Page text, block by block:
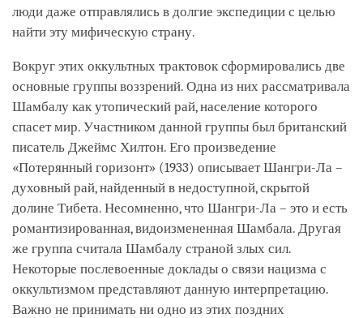
люди даже отправлялись в долгие экспедиции с целью
найти эту мифическую страну.
Вокруг этих оккультных трактовок сформировались две
основные группы воззрений. Одна из них рассматривала
Шамбалу как утопический рай, население которого
спасет мир. Участником данной группы был британский
писатель Джеймс Хилтон. Его произведение
«Потерянный горизонт» (1933) описывает Шангри-Ла –
духовный рай, найденный в недоступной, скрытой
долине Тибета. Несомненно, что Шангри-Ла – это и есть
романтизированная, видоизмененная Шамбала. Другая
же группа считала Шамбалу страной злых сил.
Некоторые послевоенные доклады о связи нацизма с
оккультизмом представляют данную интерпретацию.
Важно не принимать ни одно из этих поздних